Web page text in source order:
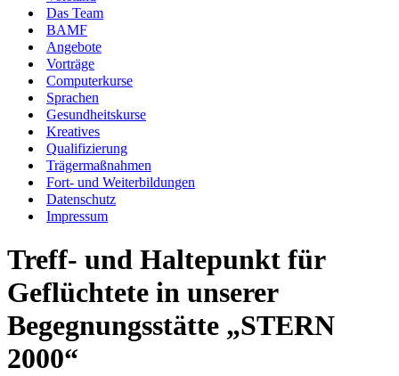
Das Team
BAMF
Angebote
Vorträge
Computerkurse
Sprachen
Gesundheitskurse
Kreatives
Qualifizierung
Trägermaßnahmen
Fort- und Weiterbildungen
Datenschutz
Impressum
Treff- und Haltepunkt für
Geflüchtete in unserer
Begegnungsstätte „STERN
2000“